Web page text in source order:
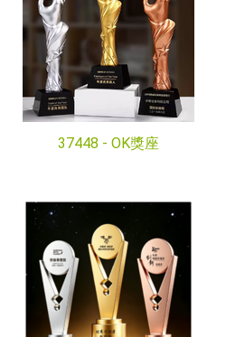
37448 - OK獎座